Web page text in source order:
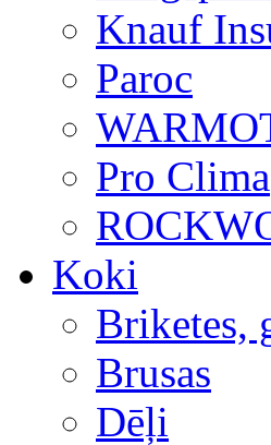
Knauf
Paroc
Pro Clima
Koki
Briketes,
Brusas
Dēļi